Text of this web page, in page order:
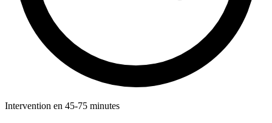
Intervention en 45-75 minutes